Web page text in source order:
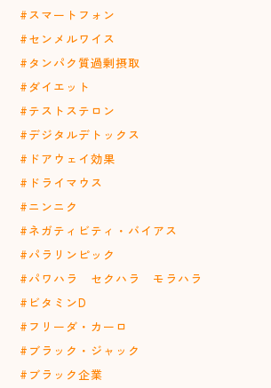
#スマートフォン
#センメルワイス
#タンパク質過剰摂取
#ダイエット
#テストステロン
#デジタルデトックス
#ドアウェイ効果
#ドライマウス
#ニンニク
#ネガティビティ・バイアス
#パラリンピック
#パワハラ セクハラ モラハラ
#ビタミンD
#フリーダ・カーロ
#ブラック・ジャック
#ブラック企業